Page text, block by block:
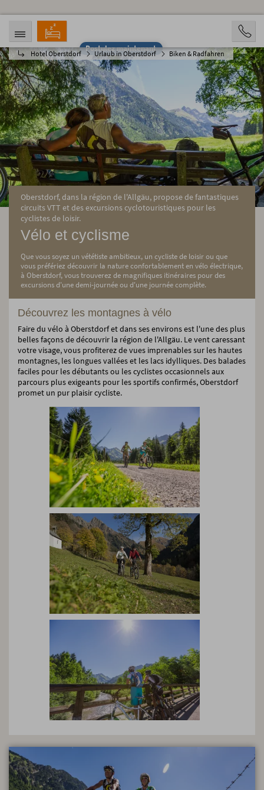
Postulez maintenant
Hotel Oberstdorf Urlaub in Oberstdorf Biken & Radfahren
ARRIVÉE
09.08.2026
DÉPART
14.08.2026
PERSONNES
2 Personen
RÉSERVATION
Oberstdorf, dans la région de l'Allgäu, propose de fantastiques
circuits VTT et des excursions cyclotouristiques pour les
cyclistes de loisir.
Vélo et cyclisme
Que vous soyez un vététiste ambitieux, un cycliste de loisir ou que
vous préfériez découvrir la nature confortablement en vélo électrique,
à Oberstdorf, vous trouverez de magnifiques itinéraires pour des
excursions d'une demi-journée ou d'une journée complète.
Découvrez les montagnes à vélo
Faire du vélo à Oberstdorf et dans ses environs est l'une des plus
belles façons de découvrir la région de l'Allgäu. Le vent caressant
votre visage, vous profiterez de vues imprenables sur les hautes
montagnes, les longues vallées et les lacs idylliques. Des balades
faciles pour les débutants ou les cyclistes occasionnels aux
parcours plus exigeants pour les sportifs confirmés, Oberstdorf
promet un pur plaisir cycliste.